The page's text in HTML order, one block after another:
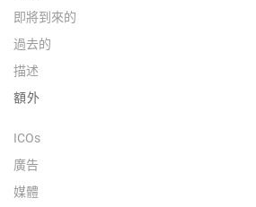
即將到來的
過去的
描述
額外
ICOs
廣告
媒體